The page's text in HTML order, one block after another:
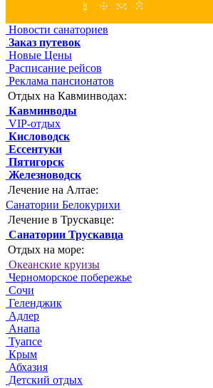
Новости санаториев
Заказ путевок
Новые Цены
Расписание рейсов
Реклама пансионатов
Отдых на Кавминводах:
Кавминводы
VIP-отдых
Кисловодск
Ессентуки
Пятигорск
Железноводск
Лечение на Алтае:
Санатории Белокурихи
Лечение в Трускавце:
Санатории Трускавца
Отдых на море:
Океанские круизы
Черноморское побережье
Сочи
Геленджик
Адлер
Анапа
Туапсе
Крым
Абхазия
Детский отдых